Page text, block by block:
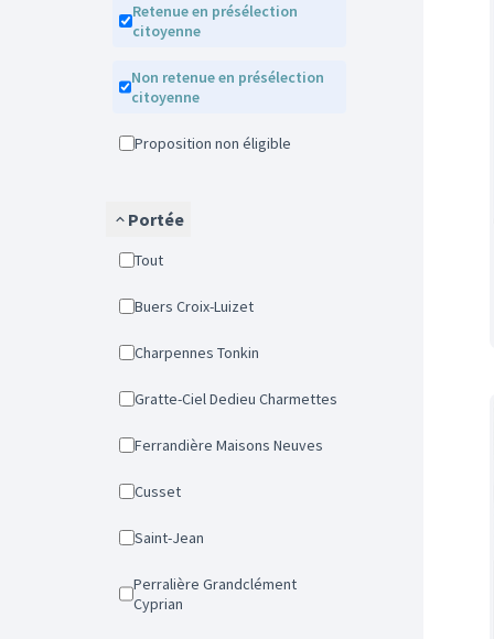
Retenue en présélection
citoyenne
Non retenue en présélection
citoyenne
Proposition non éligible
Portée
Tout
Buers Croix-Luizet
Charpennes Tonkin
Gratte-Ciel Dedieu Charmettes
Ferrandière Maisons Neuves
Cusset
Saint-Jean
Perralière Grandclément
Cyprian